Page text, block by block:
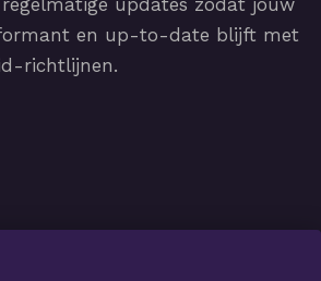
updates zodat jouw
en up-to-date blijft met
richtlijnen.